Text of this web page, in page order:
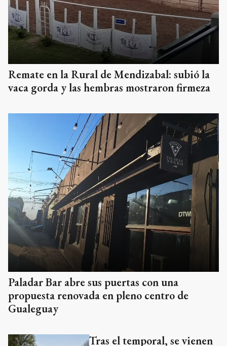
Remate en la Rural de Mendizabal: subió la
vaca gorda y las hembras mostraron firmeza
Paladar Bar abre sus puertas con una
propuesta renovada en pleno centro de
Gualeguay
Tras el temporal, se vienen